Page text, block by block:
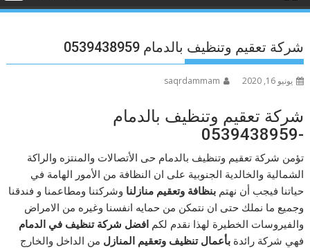
شركة تعقيم وتنظيف بالدمام 0539438959
يونيو 16, 2020 saqrdammam
شركة تعقيم وتنظيف بالدمام
-0539438959
تؤمن شركة تعقيم وتنظيف بالدمام حى الأتصالات والمنتزه والراكة
الشمالية والخالدية الجنوبية على ان النظافة من الأمور الهامة في
حياتنا فيجب أن نهتمبنظافة وتعقيم منازلنا وشركتنا ومطاعمنا و فندقنا
وجميع ما نملك حتى ان نتمكن من حمايه انفسنا وغيره من الامراض
والفيروسات الخطيرة لهذا نقدم لكمافضل شركة تنظيف في الدمام
فهي شركة رائدةبأعمال تنظيف وتعقيم المنازل من الداخل والخارج